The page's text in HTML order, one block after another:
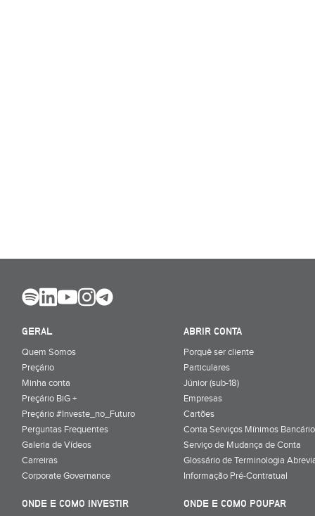
GERAL
Quem Somos
Preçário
Minha conta
Preçário BiG +
Preçário #Investe_no_Futuro
Perguntas Frequentes
Galeria de Vídeos
Carreiras
Corporate Governance
ABRIR CONTA
Porquê ser cliente
Particulares
Júnior (sub-18)
Empresas
Cartões
Conta Serviços Mínimos
Serviço de Mudança de Conta
Glossário de Terminologia
Informação Pré-Contratual
ONDE E COMO INVESTIR
ONDE E COMO POUPAR